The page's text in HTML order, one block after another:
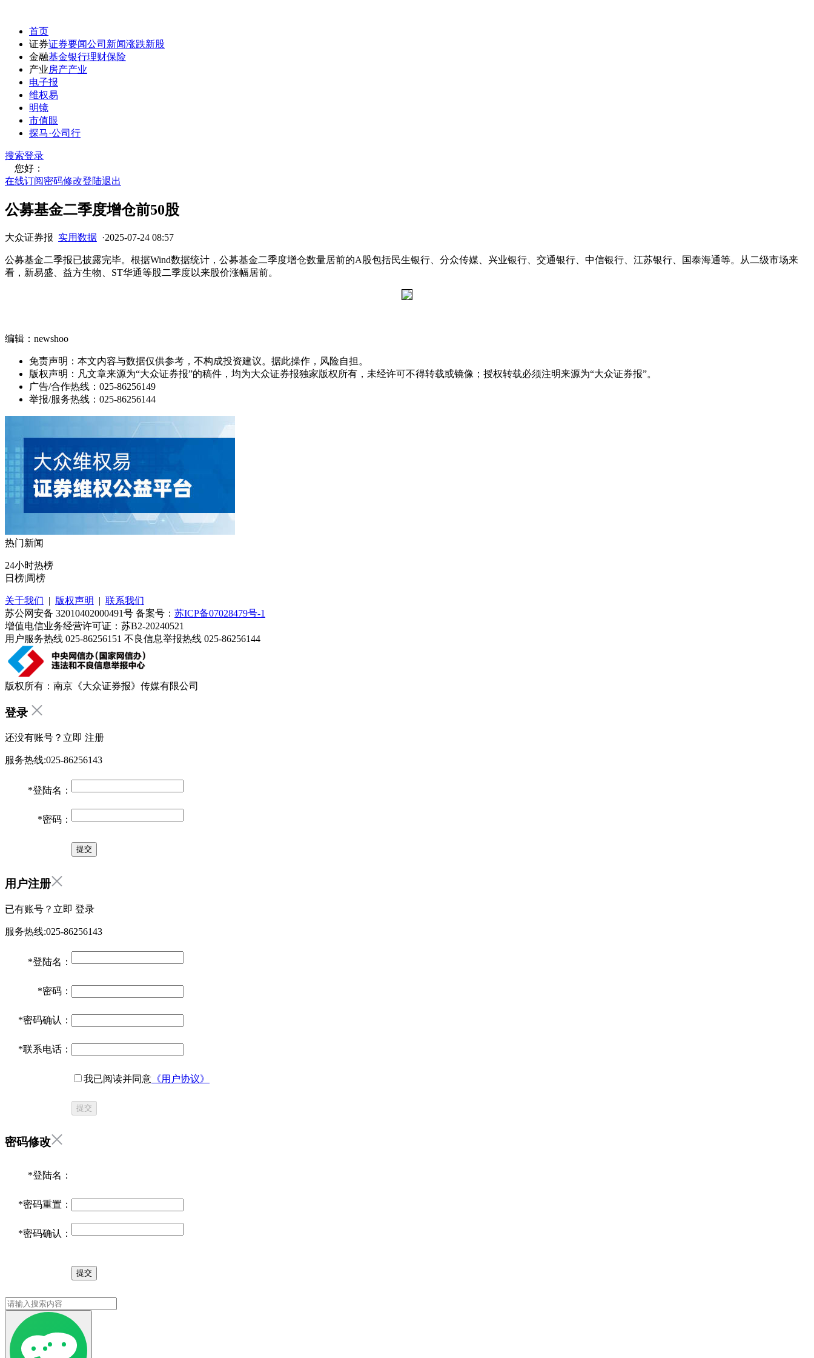
首页
证券证券要闻公司新闻涨跌新股
金融基金银行理财保险
产业房产产业
电子报
维权易
明镜
市值眼
探马·公司行
搜索登录
您好：
在线订阅密码修改登陆退出
公募基金二季度增仓前50股
大众证券报 实用数据 ·2025-07-24 08:57
公募基金二季报已披露完毕。根据Wind数据统计，公募基金二季度增仓数量居前的A股包括民生银行、分众传媒、兴业银行、交通银行、中信银行、江苏银行、国泰海通等。从二级市场来
看，新易盛、益方生物、ST华通等股二季度以来股价涨幅居前。
编辑：newshoo
免责声明：本文内容与数据仅供参考，不构成投资建议。据此操作，风险自担。
版权声明：凡文章来源为“大众证券报”的稿件，均为大众证券报独家版权所有，未经许可不得转载或镜像；授权转载必须注明来源为“大众证券报”。
广告/合作热线：025-86256149
举报/服务热线：025-86256144
热门新闻
24小时热榜
日榜|周榜
关于我们 | 版权声明 | 联系我们
苏公网安备 32010402000491号 备案号： 苏ICP备07028479号-1
增值电信业务经营许可证：苏B2-20240521
用户服务热线 025-86256151 不良信息举报热线 025-86256144
版权所有：南京《大众证券报》传媒有限公司
登录
还没有账号？立即 注册
服务热线:025-86256143
*登陆名：
*密码：
用户注册
已有账号？立即 登录
服务热线:025-86256143
*登陆名：
*密码：
*密码确认：
*联系电话：
我已阅读并同意 《用户协议》
提交
密码修改
*登陆名：
*密码重置：
*密码确认：